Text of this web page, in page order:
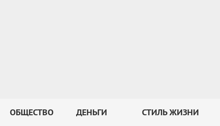
ОБЩЕСТВО ДЕНЬГИ СТИЛЬ ЖИЗНИ